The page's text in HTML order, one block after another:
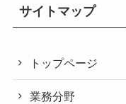
サイトマップ
トップページ
業務分野